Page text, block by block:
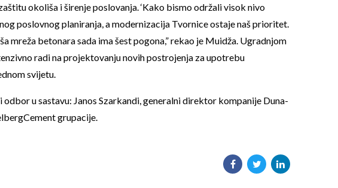
okoliša i širenje poslovanja. ‘Kako bismo održali visok nivo
poslovnog planiranja, a modernizacija Tvornice ostaje naš prioritet.
mreža betonara sada ima šest pogona,” rekao je Muidža. Ugradnjom
radi na projektovanju novih postrojenja za upotrebu
svijetu.
u sastavu: Janos Szarkandi, generalni direktor kompanije Duna-
grupacije.